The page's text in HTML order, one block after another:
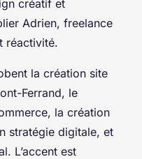
créatif et
Adrien, freelance
réactivité.
la création site
Ferrand, le
la création
stratégie digitale, et
L’accent est